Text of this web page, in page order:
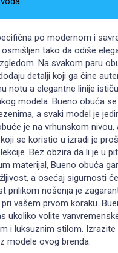
po modernom i
tako da odiše
Na svakom paru
detalji koji ga čine
notu a elegantne linije ističu
modela. Bueno obuća
a svaki model je
je na vrhunskom nivou,
se koristio u izradi je
Bez obzira da li je u
materijal, Bueno obuća
a osećaj sigurnosti
prilikom nošenja je
vašem prvom koraku.
ukoliko volite
i luksuznim stilom. Izrazite
modele ovog brenda.